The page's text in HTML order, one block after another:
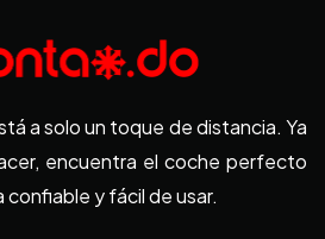
a solo un toque de distancia. Ya
encuentra el coche perfecto
y fácil de usar.